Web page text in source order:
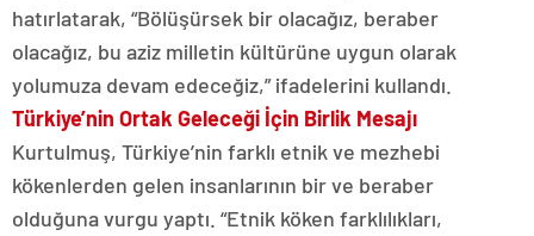
hatırlatarak, “Bölüşürsek bir olacağız, beraber
olacağız, bu aziz milletin kültürüne uygun olarak
yolumuza devam edeceğiz,” ifadelerini kullandı.
Türkiye’nin Ortak Geleceği İçin Birlik Mesajı
Kurtulmuş, Türkiye’nin farklı etnik ve mezhebi
kökenlerden gelen insanlarının bir ve beraber
olduğuna vurgu yaptı. “Etnik köken farklılıkları,